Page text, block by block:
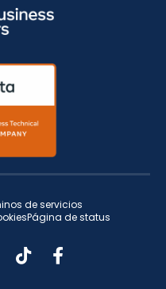
de servicios
Página de status